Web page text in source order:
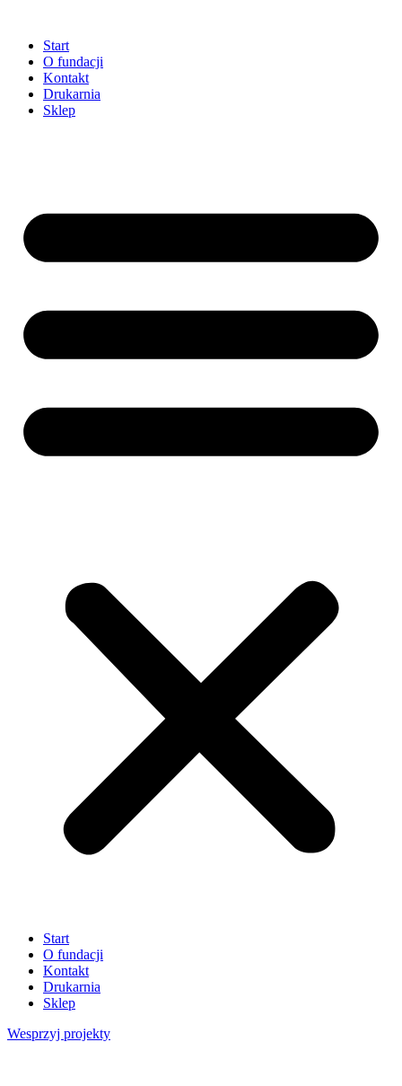
treści
Start
O fundacji
Kontakt
Drukarnia
Sklep
Start
O fundacji
Kontakt
Drukarnia
Sklep
Wesprzyj projekty